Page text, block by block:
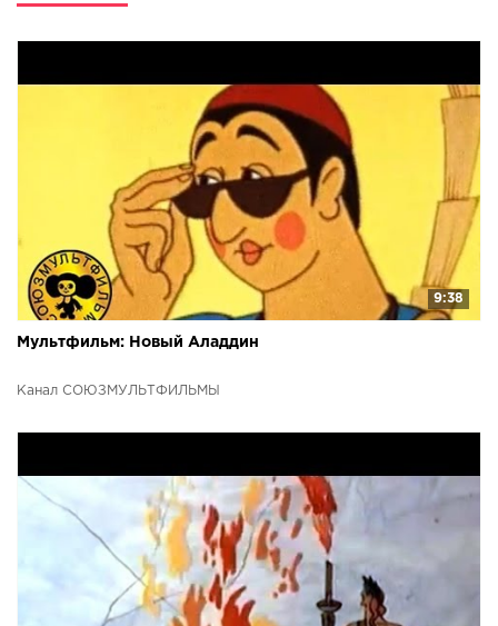
9:38
Мультфильм: Новый Аладдин
Канал СОЮЗМУЛЬТФИЛЬМЫ